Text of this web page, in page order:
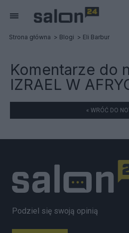
Strona główna Blogi Eli Barbur
Komentarze do
IZRAEL W
« WRÓĆ DO
Podziel się swoją opinią